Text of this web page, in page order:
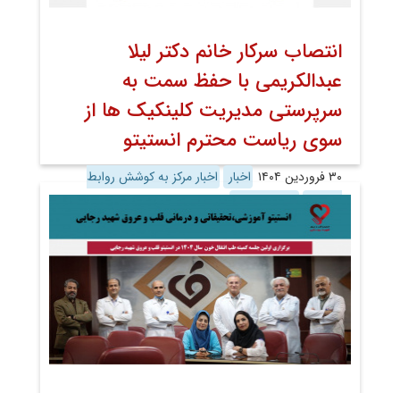
انتصاب سرکار خانم دکتر لیلا
عبدالکریمی با حفظ سمت به
سرپرستی مدیریت کلینکیک ها از
سوی ریاست محترم انستیتو
۳۰ فروردین ۱۴۰۴ اخبار
اخبار مرکز به کوشش روابط
عمومی